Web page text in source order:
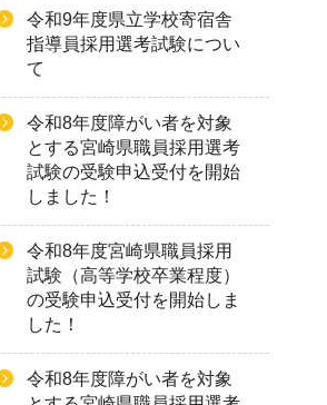
令和9年度県立学校寄宿舎
指導員採用選考試験につい
て
令和8年度障がい者を対象
とする宮崎県職員採用選考
試験の受験申込受付を開始
しました！
令和8年度宮崎県職員採用
試験（高等学校卒業程度）
の受験申込受付を開始しま
した！
令和8年度障がい者を対象